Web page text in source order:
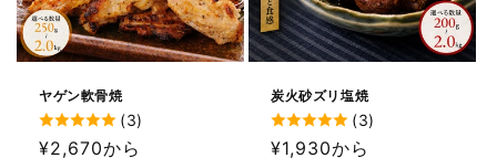
ヤゲン軟骨焼
(3)
通
¥2,670から
炭火砂ズリ塩焼
(3)
通
¥1,930から